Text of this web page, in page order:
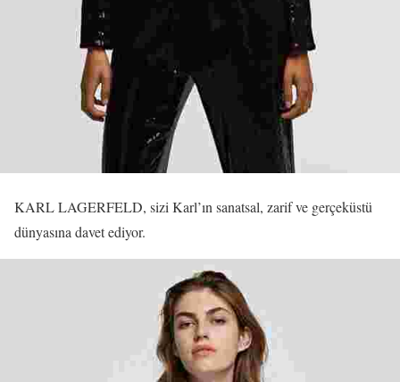
KARL LAGERFELD, sizi Karl’ın sanatsal, zarif ve gerçeküstü
dünyasına davet ediyor.